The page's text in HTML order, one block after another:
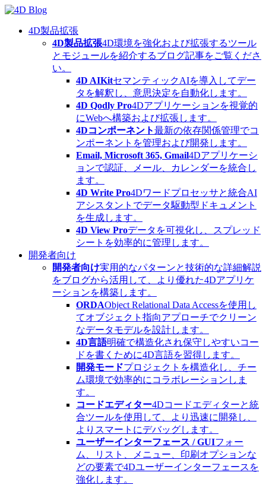
Skip
content4D製品拡張
4D製品拡張4D環境を強化および拡張するツール
とモジュールを紹介するブログ記事をご覧くださ
い。
4D AIKitセマンティックAIを導入してデー
タを解釈し、意思決定を自動化します。
4D Qodly Pro4Dアプリケーションを視覚的
にWebへ構築および拡張します。
4Dコンポーネント最新の依存関係管理でコ
ンポーネントを管理および開発します。
Email, Microsoft 365, Gmail4Dアプリケーシ
ョンで認証、メール、カレンダーを統合し
ます。
4D Write Pro4Dワードプロセッサと統合AI
アシスタントでデータ駆動型ドキュメント
を生成します。
4D View Proデータを可視化し、スプレッド
シートを効率的に管理します。
開発者向け
開発者向け実用的なパターンと技術的な詳細解説
をブログから活用して、より優れた4Dアプリケ
ーションを構築します。
ORDAObject Relational Data Accessを使用し
てオブジェクト指向アプローチでクリーン
なデータモデルを設計します。
4D言語明確で構造化され保守しやすいコー
ドを書くために4D言語を習得します。
開発モードプロジェクトを構造化し、チー
ム環境で効率的にコラボレーションしま
す。
コードエディター4Dコードエディターと統
合ツールを使用して、より迅速に開発し、
よりスマートにデバッグします。
ユーザーインターフェース / GUIフォー
ム、リスト、メニュー、印刷オプションな
どの要素で4Dユーザーインターフェースを
強化します。